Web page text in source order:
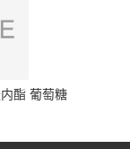
酯 葡萄糖